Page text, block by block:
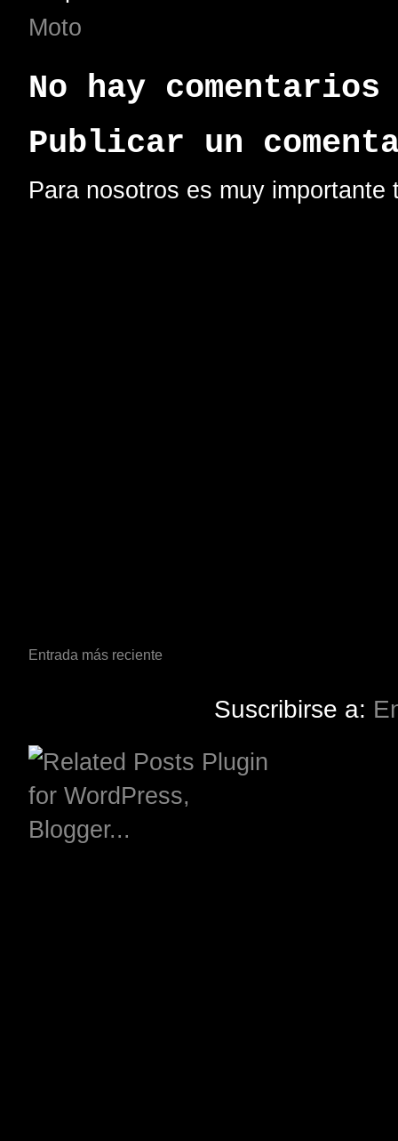
Moto
No hay
Publicar un
Para nosotros es muy
Entrada más reciente
Suscribirse a: